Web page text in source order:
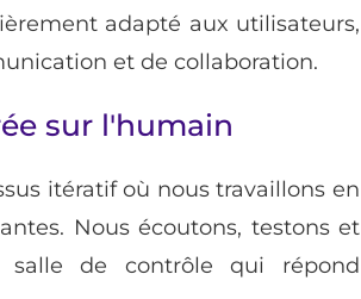
adapté aux utilisateurs,
et de collaboration.
sur l'humain
itératif où nous travaillons en
Nous écoutons, testons et
de contrôle qui répond